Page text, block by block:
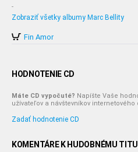
-
Zobraziť všetky albumy Marc Bellity
Fin Amor
HODNOTENIE CD
Máte CD vypočuté? Napíšte Vaše
užívateľov a návštevníkov internetového
Zadať hodnotenie CD
KOMENTÁRE K HUDOBNÉMU